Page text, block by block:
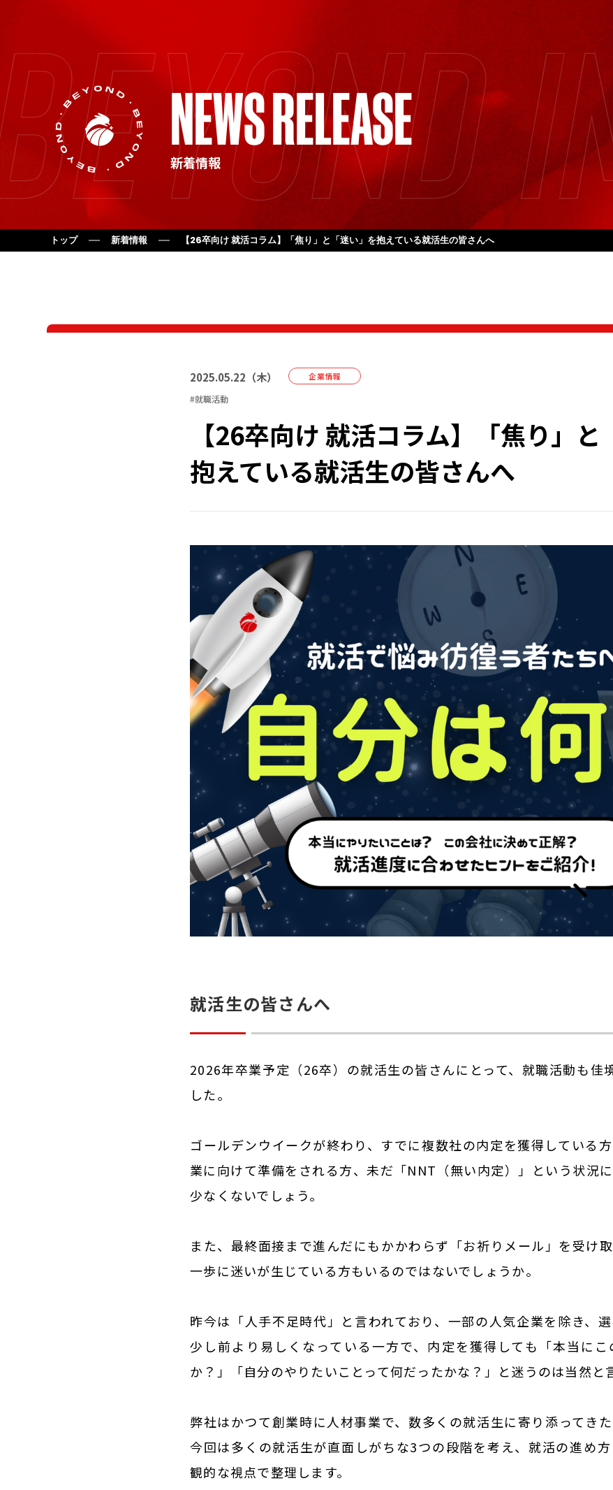
CONCEPT私たちの理念 MESSAGE代表挨拶
NEWS RELEASE
新着情報
トップ 新着情報 【26卒向け 就活コラム】「焦り」と「迷い」を抱えている就活生の皆さんへ
2025.05.22 （木） 企業情報
#就職活動
【26卒向け 就活コラム】「焦り」
抱えている就活生の皆さんへ
就活生の皆さんへ
2026年卒業予定（26卒）の就活生の皆さんにとって、就職活動も佳
した。
ゴールデンウイークが終わり、すでに複数社の内定を獲得している
業に向けて準備をされる方、未だ「NNT（無い内定）」という状況
少なくないでしょう。
また、最終面接まで進んだにもかかわらず「お祈りメール」を受け
一歩に迷いが生じている方もいるのではないでしょうか。
昨今は「人手不足時代」と言われており、一部の人気企業を除き、
少し前より易しくなっている一方で、内定を獲得しても「本当に
か？」「自分のやりたいことって何だったかな？」と迷うのは当然と
弊社はかつて創業時に人材事業で、数多くの就活生に寄り添ってきた
今回は多くの就活生が直面しがちな3つの段階を考え、就活の進め
観的な視点で整理します。